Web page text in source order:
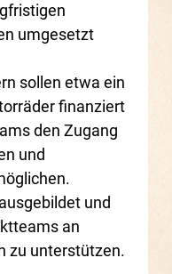
umgesetzt
sollen etwa ein
finanziert
den Zugang
und
und
an
zu unterstützen.